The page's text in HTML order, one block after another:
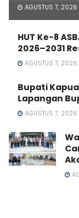
AGUSTUS 7, 2026
HUT Ke-8
2026–2031
AGUSTUS 7, 2026
Bupati
Lapangan
AGUSTUS 7, 2026